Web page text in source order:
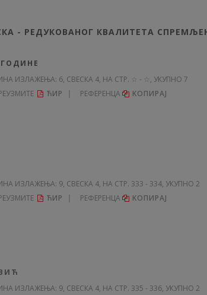
- РЕДУКОВАНОГ КВАЛИТЕТА
ИЗЛАЖЕЊА: 6, СВЕСКА 4, НА СТР. ☆ - ☆, УКУПНО 7
ЋИР РЕФЕРЕНЦА KОПИРАЈ
ИЗЛАЖЕЊА: 9, СВЕСКА 4, НА СТР. 333 - 334, УКУПНО 2
ЋИР РЕФЕРЕНЦА KОПИРАЈ
ИЗЛАЖЕЊА: 9, СВЕСКА 4, НА СТР. 335 - 336, УКУПНО 2